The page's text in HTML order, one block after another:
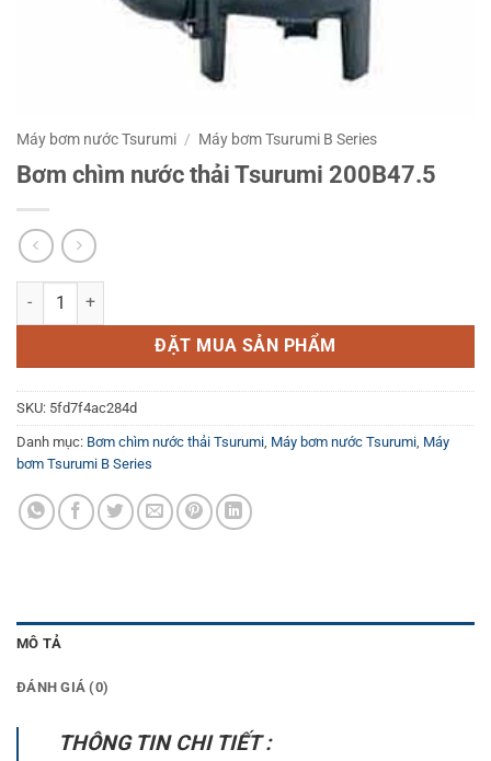
Máy bơm nước Tsurumi / Máy bơm Tsurumi B Series
Bơm chìm nước thải Tsurumi 200B47.5
Bơm chìm nước thải Tsurumi 200B47.5 số lượng
ĐẶT MUA SẢN PHẨM
SKU: 5fd7f4ac284d
Danh mục: Bơm chìm nước thải Tsurumi Máy bơm nước Tsurumi Máy
bơm Tsurumi B Series
MÔ TẢ
ĐÁNH GIÁ (0)
THÔNG TIN CHI TIẾT :